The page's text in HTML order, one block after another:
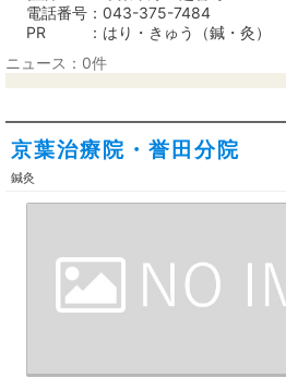
電話番号
043-375-7484
PR
はり・きゅう（鍼・灸）
ニュース：0件
京葉治療院・誉田分院
鍼灸